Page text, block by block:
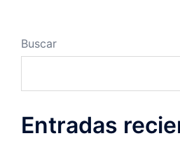
Buscar
Entradas